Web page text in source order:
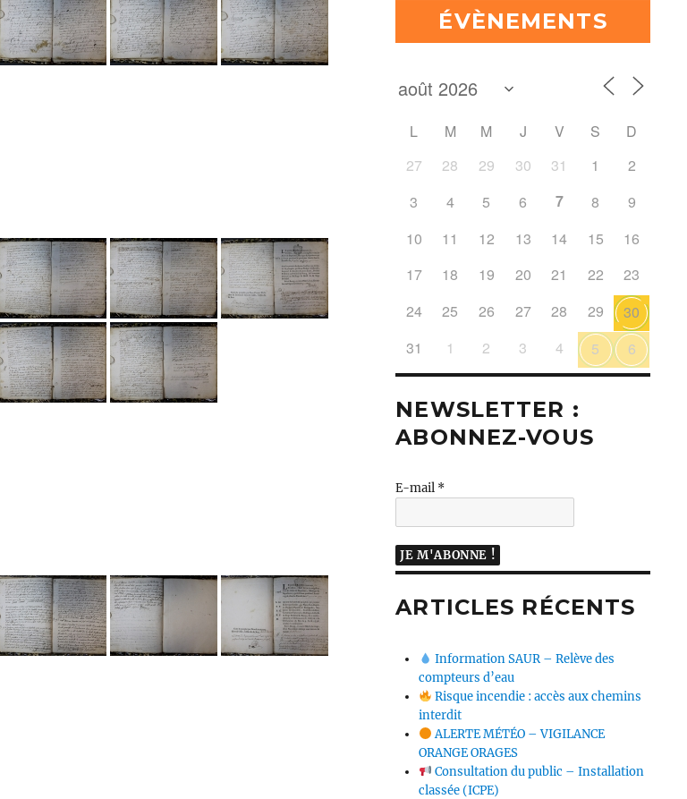
ÉVÈNEMENTS
L M M J V S
D
27
28 29 30 31 1
2
3
4 5 6 7 8
9
10
11 12 13 14 15
16
17
18 19 20 21 22
23
24
25 26 27 28 29
30
31
1 2 3 4 5 6
NEWSLETTER :
ABONNEZ-VOUS
E-mail *
ARTICLES RÉCENTS
Information SAUR – Relève des
compteurs d’eau
Risque incendie : accès aux chemins
interdit
ALERTE MÉTÉO – VIGILANCE
ORANGE ORAGES
Consultation du public – Installation
classée (ICPE)